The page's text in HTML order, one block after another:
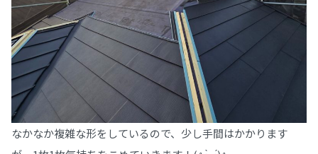
なかなか複雑な形をしているので、少し手間はかかります